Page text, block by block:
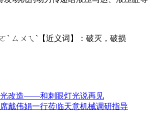
ˋ ㄙㄨㄟˋ【近义词】：破灭，破损
改造——和刺眼灯光说再见
戴伟娟一行莅临天意机械调研指导